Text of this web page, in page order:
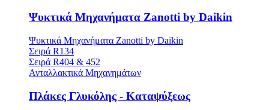
Ψυκτικά Μηχανήματα Zanotti by Daikin
Ψυκτικά Μηχανήματα Zanotti by Daikin
Σειρά R134
Σειρά R404 & 452
Ανταλλακτικά Μηχανημάτων
Πλάκες Γλυκόλης - Καταψύξεως